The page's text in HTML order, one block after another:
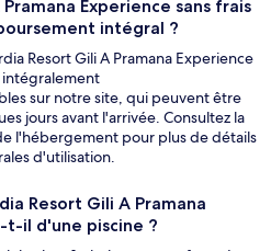
Experience sans frais
intégral ?
Resort Gili A Pramana Experience
sur notre site, qui peuvent être
jours avant l'arrivée. Consultez la
l'hébergement pour plus de détails
d'utilisation.
Resort Gili A Pramana
t-il d'une piscine ?